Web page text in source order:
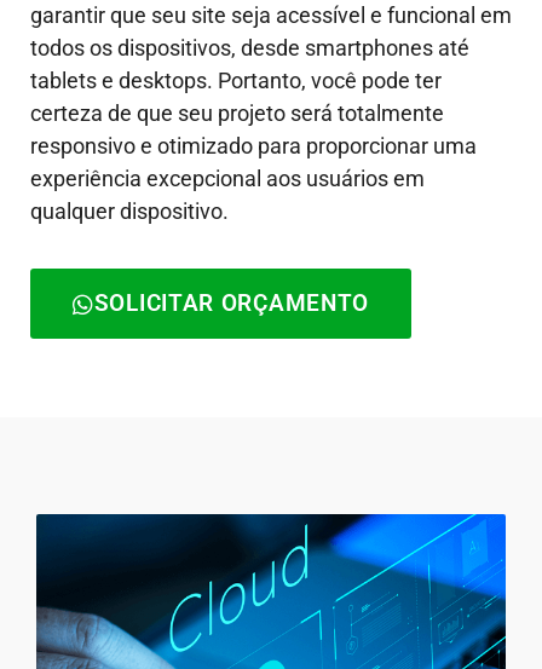
garantir que seu site seja acessível e funcional em
todos os dispositivos, desde smartphones até
tablets e desktops. Portanto, você pode ter
certeza de que seu projeto será totalmente
responsivo e otimizado para proporcionar uma
experiência excepcional aos usuários em
qualquer dispositivo.
SOLICITAR ORÇAMENTO